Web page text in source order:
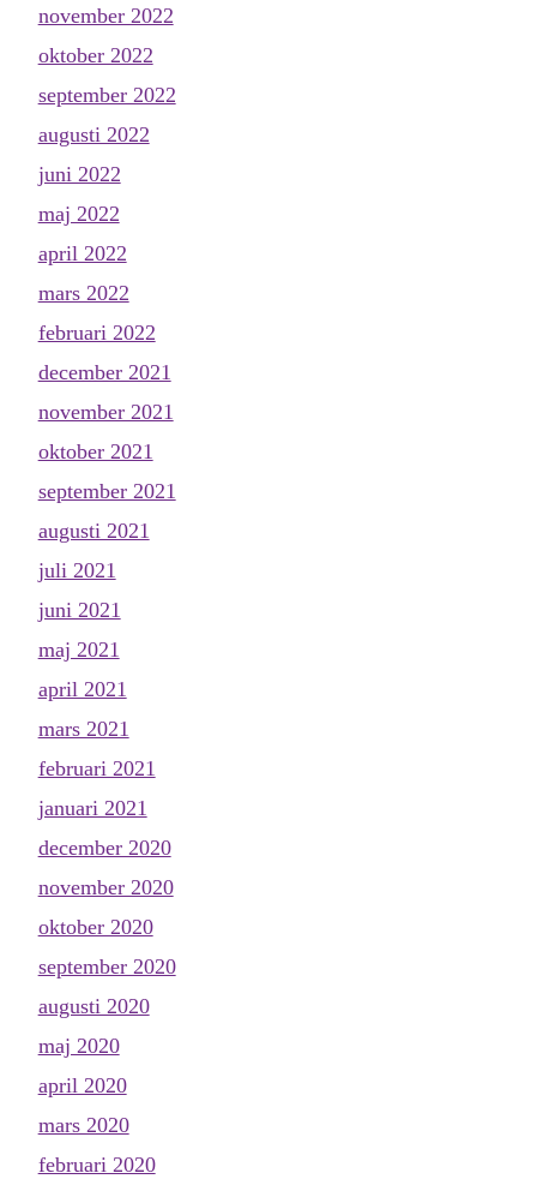
november 2022
oktober 2022
september 2022
augusti 2022
juni 2022
maj 2022
april 2022
mars 2022
februari 2022
december 2021
november 2021
oktober 2021
september 2021
augusti 2021
juli 2021
juni 2021
maj 2021
april 2021
mars 2021
februari 2021
januari 2021
december 2020
november 2020
oktober 2020
september 2020
augusti 2020
maj 2020
april 2020
mars 2020
februari 2020